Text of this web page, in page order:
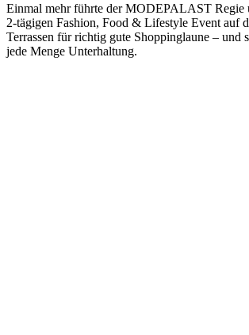
Einmal mehr führte der MODEPALAST Regie
2-tägigen Fashion, Food & Lifestyle Event auf
Terrassen für richtig gute Shoppinglaune – und
jede Menge Unterhaltung.